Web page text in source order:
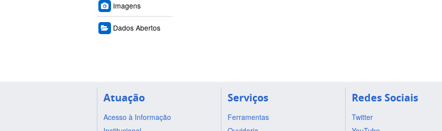
Imagens
Dados Abertos
Atuação
Acesso à Informação
Serviços
Ferramentas
Redes Sociais
Twitter